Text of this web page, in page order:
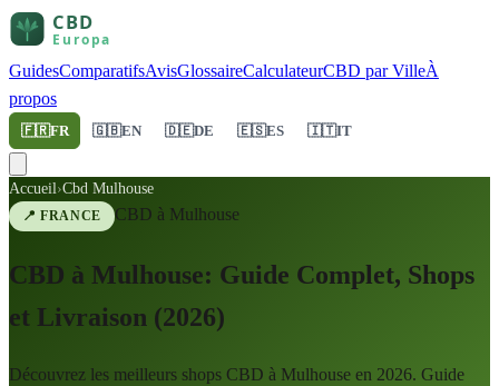
GuidesComparatifsAvisGlossaireCalculateurCBD par VilleÀ
propos
🇫🇷FR 🇬🇧EN 🇩🇪DE 🇪🇸ES 🇮🇹IT
Accueil›Cbd Mulhouse
📍FRANCE CBD à Mulhouse
CBD à Mulhouse: Guide Complet, Shops
et Livraison (2026)
Découvrez les meilleurs shops CBD à Mulhouse en 2026. Guide